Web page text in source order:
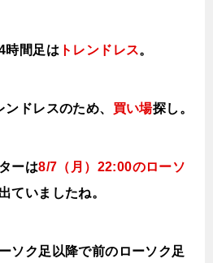
時間足は トレンドレス。
ドレスのため、 買い場探し。
ーは8/7（月）22:00のローソ
ていましたね。
ソク足以降で前のローソク足